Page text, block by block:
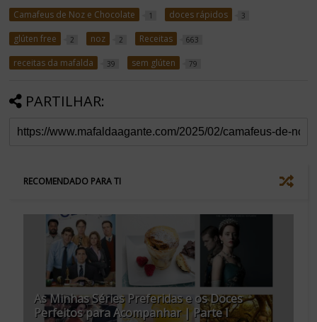
Camafeus de Noz e Chocolate 1 doces rápidos 3
glúten free 2 noz 2 Receitas 663
receitas da mafalda 39 sem glúten 79
PARTILHAR:
RECOMENDADO PARA TI
As Minhas Séries Preferidas e os Doces
Perfeitos para Acompanhar | Parte I